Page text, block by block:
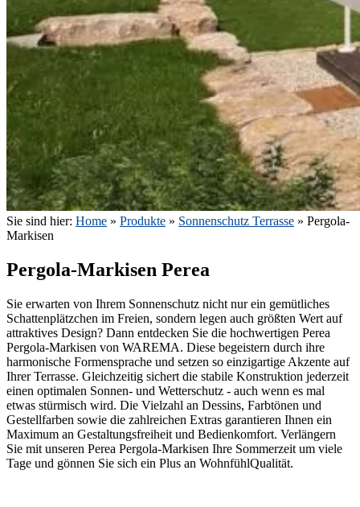
Sie sind hier: Home » Produkte » Sonnenschutz Terrasse » Pergola-
Markisen
Pergola-Markisen Perea
Sie erwarten von Ihrem Sonnenschutz nicht nur ein gemütliches
Schattenplätzchen im Freien, sondern legen auch größten Wert auf
attraktives Design? Dann entdecken Sie die hochwertigen Perea
Pergola-Markisen von WAREMA. Diese begeistern durch ihre
harmonische Formensprache und setzen so einzigartige Akzente auf
Ihrer Terrasse. Gleichzeitig sichert die stabile Konstruktion jederzeit
einen optimalen Sonnen- und Wetterschutz - auch wenn es mal
etwas stürmisch wird. Die Vielzahl an Dessins, Farbtönen und
Gestellfarben sowie die zahlreichen Extras garantieren Ihnen ein
Maximum an Gestaltungsfreiheit und Bedienkomfort. Verlängern
Sie mit unseren Perea Pergola-Markisen Ihre Sommerzeit um viele
Tage und gönnen Sie sich ein Plus an WohnfühlQualität.